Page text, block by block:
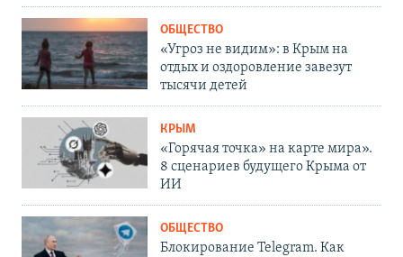
ОБЩЕСТВО
«Угроз не видим»: в Крым на
отдых и оздоровление завезут
тысячи детей
КРЫМ
«Горячая точка» на карте мира».
8 сценариев будущего Крыма от
ИИ
ОБЩЕСТВО
Блокирование Telegram. Как